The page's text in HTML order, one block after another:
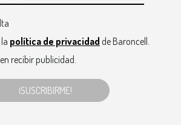
política de privacidad de Baroncell.
recibir publicidad.
¡SUSCRIBIRME!